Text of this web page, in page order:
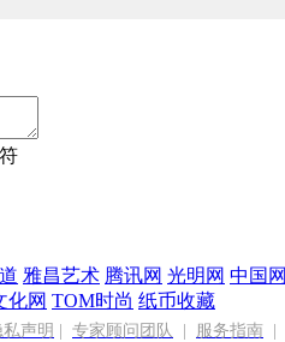
雅昌艺术 腾讯网 光明网 中国网
化网 TOM时尚 纸币收藏
私声明 专家顾问团队 服务指南